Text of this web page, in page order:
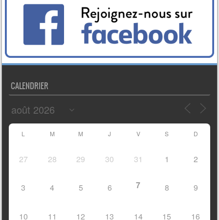
CALENDRIER
L M M J V S D
27 28 29 30 31 1 2
3 4 5 6 7 8 9
10 11 12 13 14 15 16